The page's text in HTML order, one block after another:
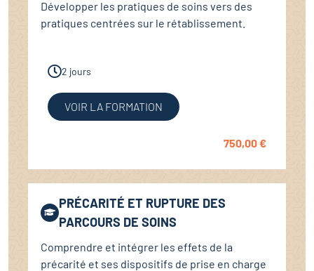
Développer les pratiques de soins vers des
pratiques centrées sur le rétablissement.
2 jours
VOIR LA FORMATION
750,00€
PRÉCARITÉ ET RUPTURE DES
PARCOURS DE SOINS
Comprendre et intégrer les effets de la
précarité et ses dispositifs de prise en charge